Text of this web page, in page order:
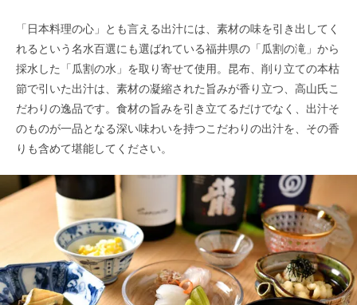
「日本料理の心」とも言える出汁には、素材の味を引き出してく
れるという名水百選にも選ばれている福井県の「瓜割の滝」から
採水した「瓜割の水」を取り寄せて使用。昆布、削り立ての本枯
節で引いた出汁は、素材の凝縮された旨みが香り立つ、高山氏こ
だわりの逸品です。食材の旨みを引き立てるだけでなく、出汁そ
のものが一品となる深い味わいを持つこだわりの出汁を、その香
りも含めて堪能してください。